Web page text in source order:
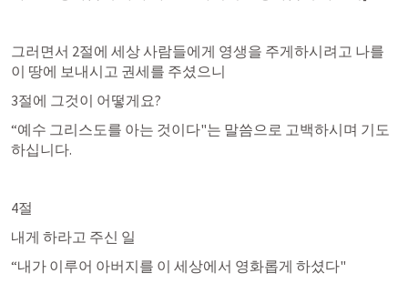
그러면서 2절에 세상 사람들에게 영생을 주게하시려고 나를
이 땅에 보내시고 권세를 주셨으니
3절에 그것이 어떻게요?
“예수 그리스도를 아는 것이다"는 말씀으로 고백하시며 기도
하십니다.
4절
내게 하라고 주신 일
“내가 이루어 아버지를 이 세상에서 영화롭게 하셨다"